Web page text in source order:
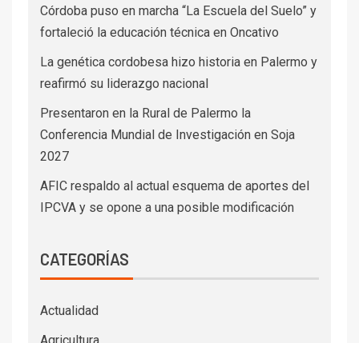
Córdoba puso en marcha “La Escuela del Suelo” y
fortaleció la educación técnica en Oncativo
La genética cordobesa hizo historia en Palermo y
reafirmó su liderazgo nacional
Presentaron en la Rural de Palermo la
Conferencia Mundial de Investigación en Soja
2027
AFIC respaldo al actual esquema de aportes del
IPCVA y se opone a una posible modificación
CATEGORÍAS
Actualidad